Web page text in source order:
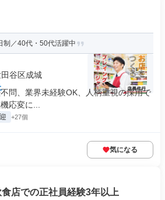
制／40代・50代活躍中
谷区成城
問、業界未経験OK、人柄重視の採用で
応変に...
+27個
気になる
店での正社員経験3年以上